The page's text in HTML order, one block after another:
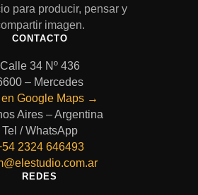
para producir, pensar y
imagen.
CONTACTO
Calle 34 Nº 436
– Mercedes
en Google Maps →
Aires – Argentina
Tel / WhatsApp
2324 646493
REDES